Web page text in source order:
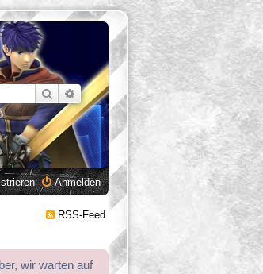
SucheErweiterte Suche
Anmelden
RSS-Feed
wir warten auf